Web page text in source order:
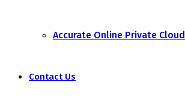
Accurate Online Private Cloud
Contact Us